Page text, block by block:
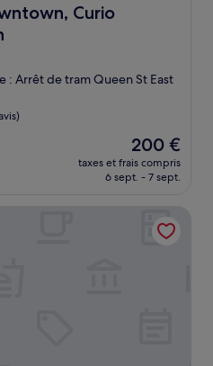
Curio
Curio Collection by Hilton
: Arrêt de tram Queen St East
Le
nouveau
prix
de
200 €
200 €
taxes et frais compris
6 sept. - 7 sept.